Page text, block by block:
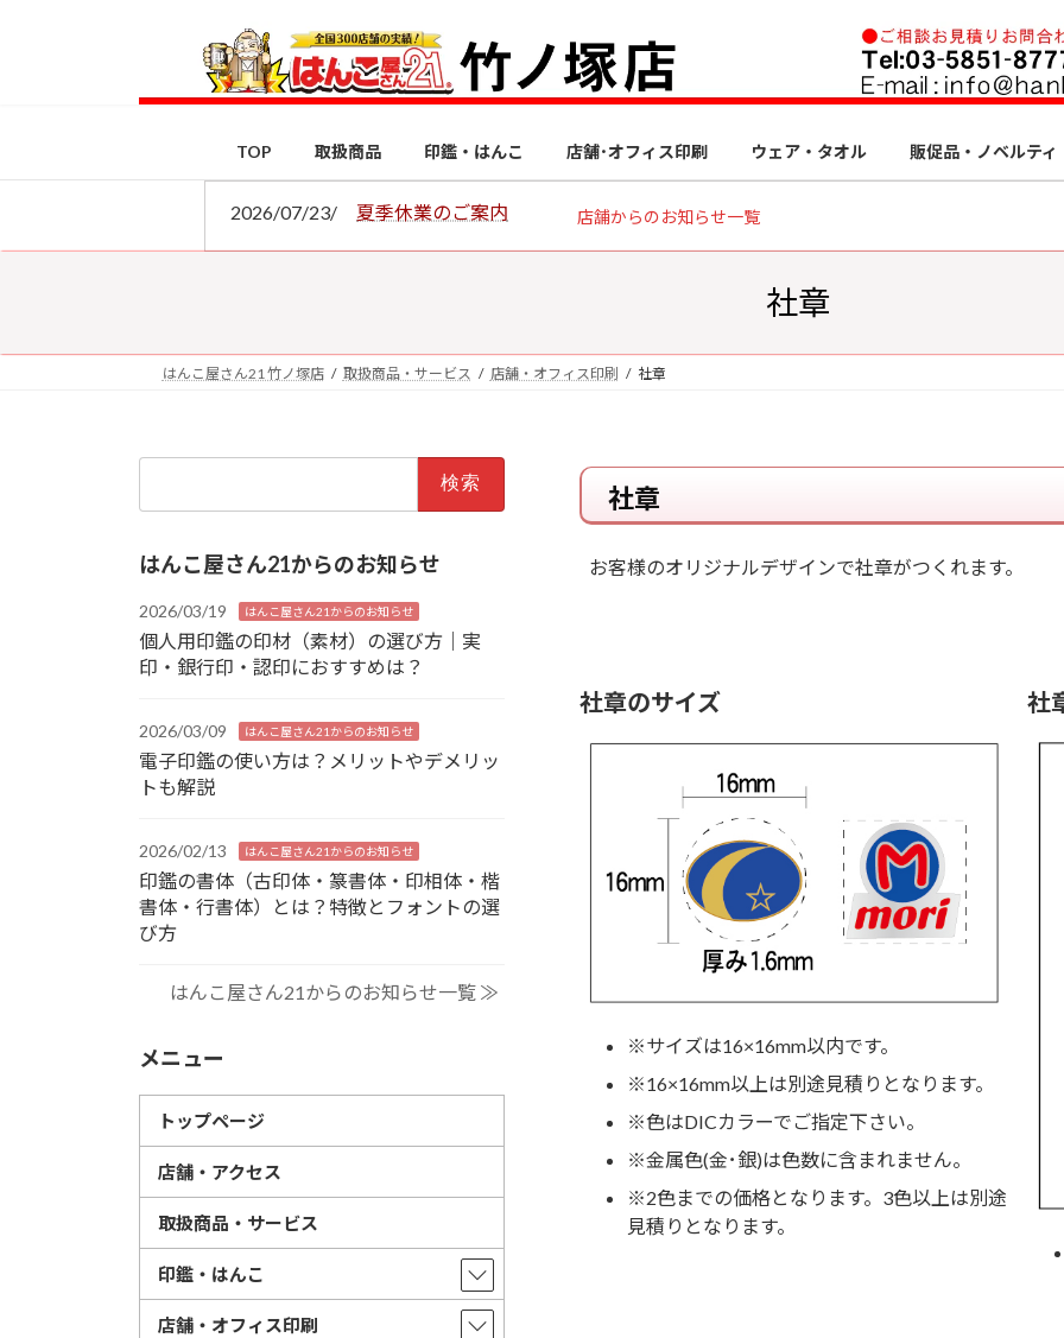
ス
ン
TOP 取扱商品 印鑑・はんこ 店舗･オフィス印刷 ウェア・タオル 販促品・ノベルティ
2026/07/23/ 夏季休業のご案内 店舗からのお知らせ一覧
社章
はんこ屋さん21 竹ノ塚店 取扱商品・サービス 店舗・オフィス印刷 社章
社章
お客様のオリジナルデザインで社章がつくれます。
社章のサイズ
※サイズは16×16mm以内です。
※16×16mm以上は別途見積りとなります。
※色はDICカラーでご指定下さい。
※金属色(金･銀)は色数に含まれません。
※2色までの価格となります。3色以上は別途
見積りとなります。
社
はんこ屋さん21からのお知らせ
2026/03/19 はんこ屋さん21からのお知らせ
個人用印鑑の印材（素材）の選び方｜実
印・銀行印・認印におすすめは？
2026/03/09 はんこ屋さん21からのお知らせ
電子印鑑の使い方は？メリットやデメリッ
トも解説
2026/02/13 はんこ屋さん21からのお知らせ
印鑑の書体（古印体・篆書体・印相体・楷
書体・行書体）とは？特徴とフォントの選
び方
はんこ屋さん21からのお知らせ一覧 ≫
メニュー
トップページ
店舗・アクセス
取扱商品・サービス
印鑑・はんこ
店舗・オフィス印刷